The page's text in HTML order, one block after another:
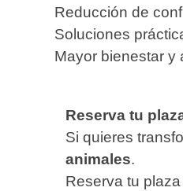
Reducción de
Soluciones
Mayor bienestar y
Reserva tu
Si quieres
animales.
Reserva tu